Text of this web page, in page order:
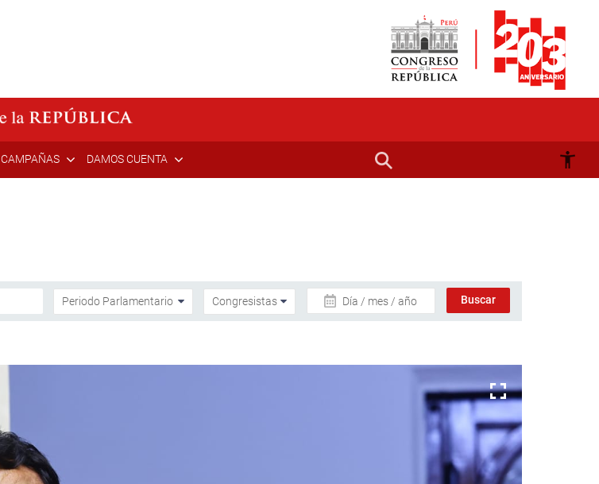
CAMPAÑAS DAMOS CUENTA
Día / mes / año